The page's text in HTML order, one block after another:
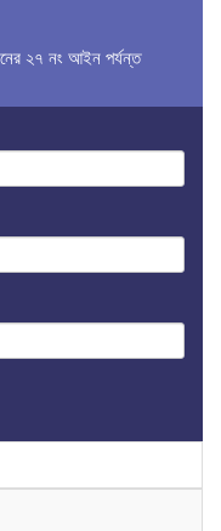
২৭ নং আইন পর্যন্ত